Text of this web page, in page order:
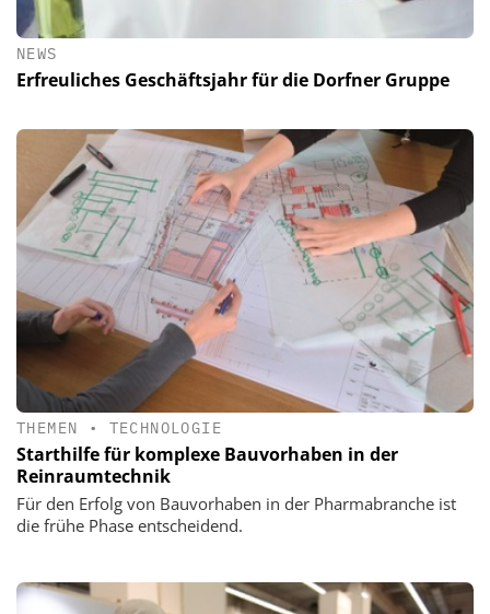
NEWS
Erfreuliches Geschäftsjahr für die Dorfner Gruppe
THEMEN • TECHNOLOGIE
Starthilfe für komplexe Bauvorhaben in der
Reinraumtechnik
Für den Erfolg von Bauvorhaben in der Pharmabranche ist
die frühe Phase entscheidend.